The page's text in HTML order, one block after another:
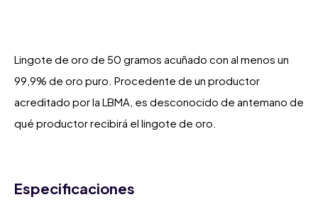
Lingote de oro de 50 gramos acuñado con al menos un
99,9% de oro puro. Procedente de un productor
acreditado por la LBMA, es desconocido de antemano de
qué productor recibirá el lingote de oro.
Especificaciones